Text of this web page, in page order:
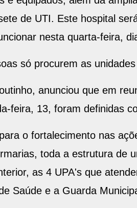
de UTI. Este hospital
nesta quarta-feira,
só procurem as
anunciou que em
feira, 13, foram definidas
o fortalecimento nas
toda a estrutura de
as 4 UPA's que
Saúde e a Guarda